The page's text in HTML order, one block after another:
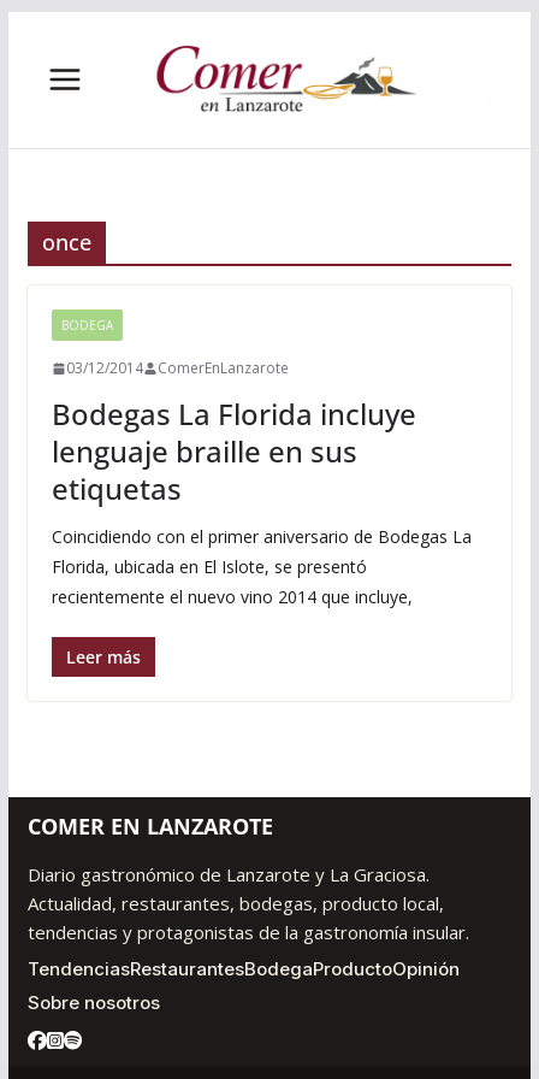
contenido
once
BODEGA
03/12/2014 ComerEnLanzarote
Bodegas La Florida incluye
lenguaje braille en sus
etiquetas
Coincidiendo con el primer aniversario de Bodegas La
Florida, ubicada en El Islote, se presentó
recientemente el nuevo vino 2014 que incluye,
Leer más
COMER EN LANZAROTE
Diario gastronómico de Lanzarote y La Graciosa.
Actualidad, restaurantes, bodegas, producto local,
tendencias y protagonistas de la gastronomía insular.
TendenciasRestaurantesBodegaProductoOpinión
Sobre nosotros